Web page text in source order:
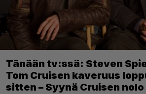
Tänään tv:ssä: Steven
Tom Cruisen kaveruus
sitten – Syynä Cruisen